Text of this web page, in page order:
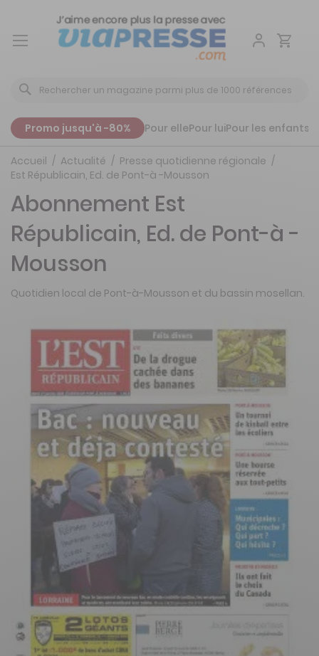
Aller
Promo jusqu'à -80% Pour ellePour luiPour les enfants
Accueil Actualité
Presse quotidienne régionale
Est Républicain, Ed. de Pont-à -Mousson
Abonnement Est
Républicain, Ed. de Pont-à -
Mousson
Quotidien local de Pont-à-Mousson et du bassin mosellan.